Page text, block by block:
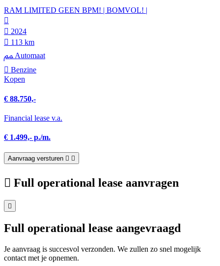
RAM LIMITED GEEN BPM! | BOMVOL! |
2024
113 km
Automaat
Benzine
Kopen
€ 88.750,-
Financial lease v.a.
€ 1.499,- p./m.
Aanvraag versturen
Full operational lease aanvragen
Full operational lease aangevraagd
Je aanvraag is succesvol verzonden. We zullen zo snel mogelijk
contact met je opnemen.